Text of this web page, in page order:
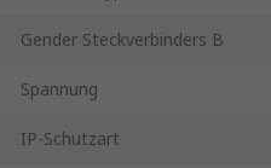
Gender Steckverbinders B
Spannung
IP-Schutzart